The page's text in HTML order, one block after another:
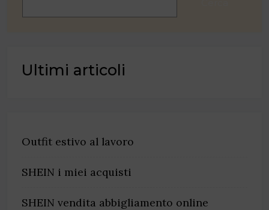
Ultimi articoli
Outfit estivo al lavoro
SHEIN i miei acquisti
SHEIN vendita abbigliamento online